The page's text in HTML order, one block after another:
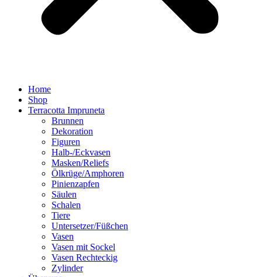
Home
Shop
Terracotta Impruneta
Brunnen
Dekoration
Figuren
Halb-/Eckvasen
Masken/Reliefs
Ölkrüge/Amphoren
Pinienzapfen
Säulen
Schalen
Tiere
Untersetzer/Füßchen
Vasen
Vasen mit Sockel
Vasen Rechteckig
Zylinder